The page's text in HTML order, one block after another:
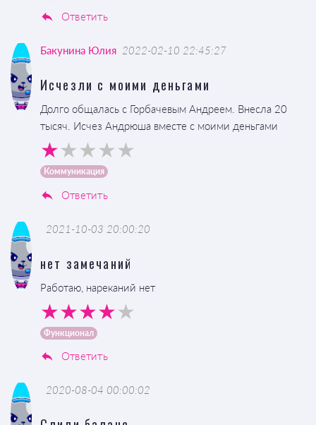
Ответить
Бакунина Юлия 2022-02-10 22:45:27
Исчезли с моими деньгами
Долго общалась с Горбачевым Андреем. Внесла 20
тысяч. Исчез Андрюша вместе с моими деньгами
Коммуникация
Ответить
2021-10-03 20:00:20
нет замечаний
Работаю, нареканий нет
Функционал
Ответить
2020-08-04 00:00:02